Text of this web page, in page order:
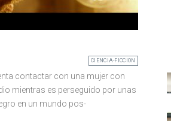
CIENCIA-FICCION
contactar con una mujer con
mientras es perseguido por unas
en un mundo pos-